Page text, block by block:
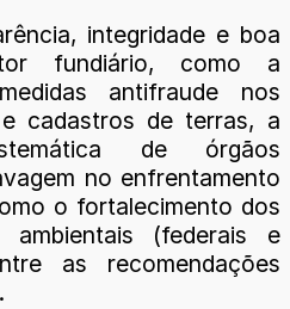
integridade e boa
fundiário, como a
antifraude nos
cadastros de terras, a
de órgãos
no enfrentamento
o fortalecimento dos
(federais e
as recomendações